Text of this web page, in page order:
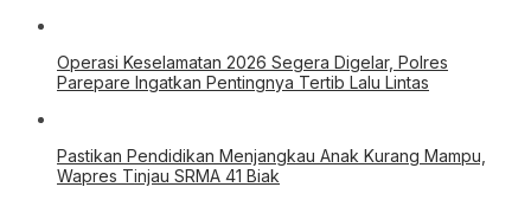
Operasi Keselamatan 2026 Segera Digelar, Polres
Parepare Ingatkan Pentingnya Tertib Lalu Lintas
Pastikan Pendidikan Menjangkau Anak Kurang Mampu,
Wapres Tinjau SRMA 41 Biak